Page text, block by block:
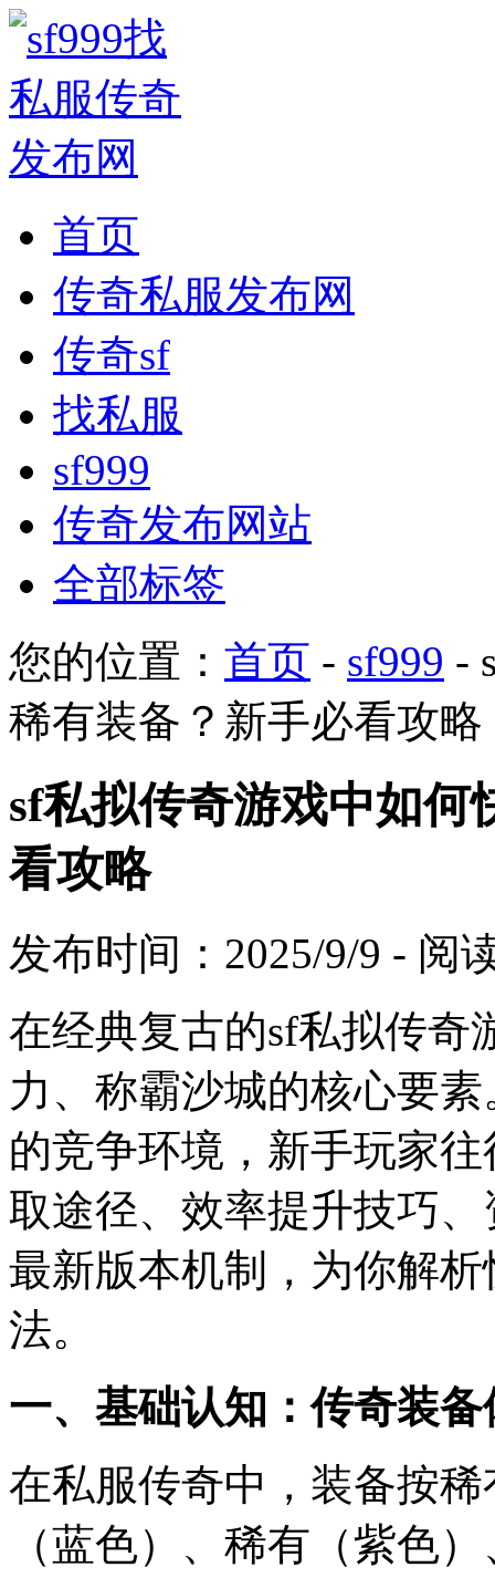
首页
传奇私服发布网
传奇sf
找私服
sf999
传奇发布网站
全部标签
您的位置： 首页 - sf999 -
稀有装备？新手必看攻略
sf私拟传奇游戏中如何
看攻略
发布时间：2025/9/9 - 阅
在经典复古的sf私拟传奇
力、称霸沙城的核心要
的竞争环境，新手玩家
取途径、效率提升技巧
最新版本机制，为你解
法。
一、基础认知：传奇装
在私服传奇中，装备按
（蓝色）、稀有（紫色